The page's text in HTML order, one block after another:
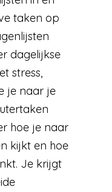
taken op
dagelijkse
stress,
je naar je
hoe je naar
kijkt en hoe
Je krijgt